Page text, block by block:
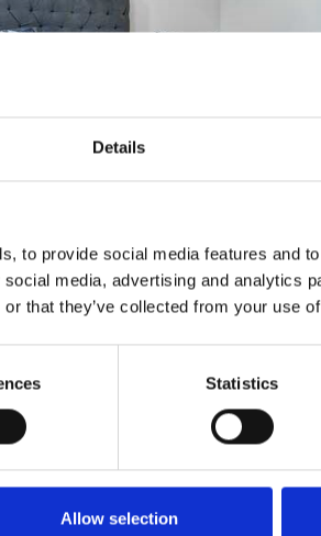
Details
to provide social media features and
media, advertising and analytics
that they’ve collected from your use
Statistics
Allow selection
es un establecimiento
con 34 estudios/apartamentos y
abiertos y un estilo “local y
más personal y residencial.
refuerza esta propuesta a través